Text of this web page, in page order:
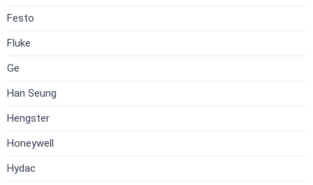
Festo
Fluke
Ge
Han Seung
Hengster
Honeywell
Hydac